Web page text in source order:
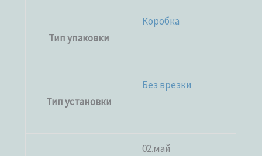
Тип упаковки
Коробка
Тип установки
Без врезки
02.май